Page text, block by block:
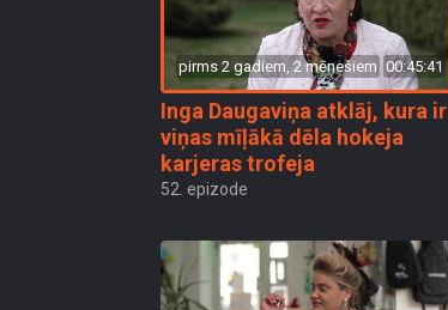
pirms 2 gadiem, 2 mēnešiem 00:45:41
Inga Daugaviņa atklāj, kura ir
viņas mīļākā dēla hokeja
karjeras trofeja
52. epizode